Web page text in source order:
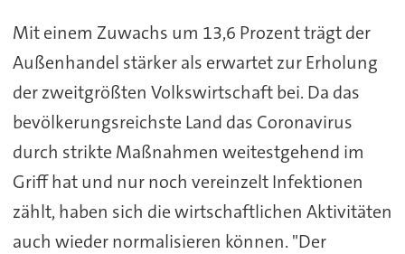
Mit einem Zuwachs um 13,6 Prozent trägt der
Außenhandel stärker als erwartet zur Erholung
der zweitgrößten Volkswirtschaft bei. Da das
bevölkerungsreichste Land das Coronavirus
durch strikte Maßnahmen weitestgehend im
Griff hat und nur noch vereinzelt Infektionen
zählt, haben sich die wirtschaftlichen Aktivitäten
auch wieder normalisieren können. "Der